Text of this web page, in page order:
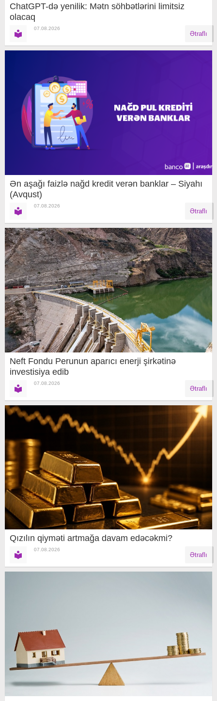
ChatGPT-də yenilik: Mətn söhbətlərini limitsiz
olacaq
07.08.2026
Ətraflı
Ən aşağı faizlə nağd kredit verən banklar – Siyahı
(Avqust)
07.08.2026
Ətraflı
Neft Fondu Perunun aparıcı enerji şirkətinə
investisiya edib
07.08.2026
Ətraflı
Qızılın qiyməti artmağa davam edəcəkmi?
07.08.2026
Ətraflı